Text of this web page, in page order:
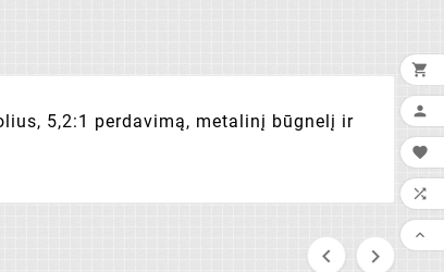
5,2:1 perdavimą, metalinį būgnelį ir
 




